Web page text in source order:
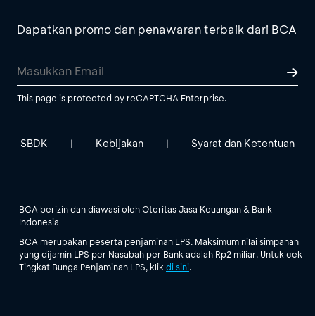
Dapatkan promo dan penawaran terbaik dari BCA
This page is protected by reCAPTCHA Enterprise.
SBDK | Kebijakan | Syarat dan Ketentuan
BCA berizin dan diawasi oleh Otoritas Jasa Keuangan & Bank
Indonesia
BCA merupakan peserta penjaminan LPS. Maksimum nilai simpanan
yang dijamin LPS per Nasabah per Bank adalah Rp2 miliar. Untuk cek
Tingkat Bunga Penjaminan LPS, klik di sini.